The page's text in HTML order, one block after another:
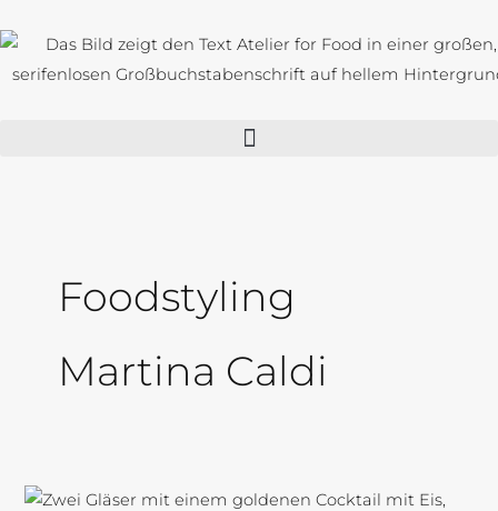
Inhalt
springen
Foodstyling
Martina Caldi
Birnen-